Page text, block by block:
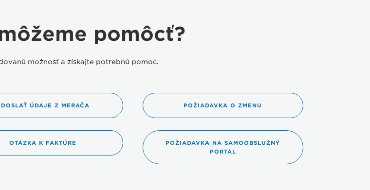
pomôcť?
možnosť a získajte potrebnú pomoc.
ÚDAJE Z MERAČA POŽIADAVKA O ZMENU
OTÁZKA K FAKTÚRE
POŽIADAVKA NA SAMOOBSLUŽNÝ
PORTÁL